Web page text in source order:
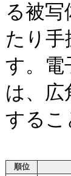
る被
たり
す。電
は、広
するこ
順位